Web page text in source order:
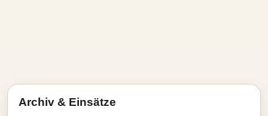
Archiv & Einsätze